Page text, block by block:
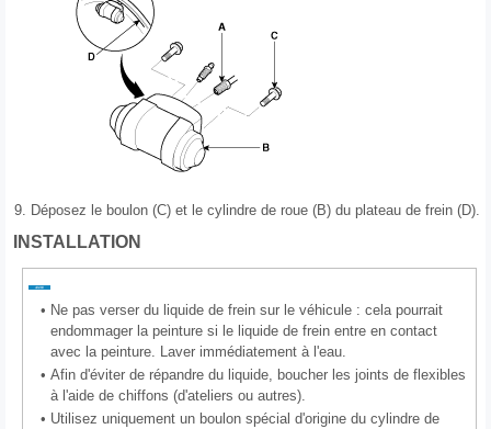
9. Déposez le boulon (C) et le cylindre de roue (B) du plateau de frein (D).
INSTALLATION
• Ne pas verser du liquide de frein sur le véhicule : cela pourrait
endommager la peinture si le liquide de frein entre en contact
avec la peinture. Laver immédiatement à l'eau.
• Afin d'éviter de répandre du liquide, boucher les joints de flexibles
à l'aide de chiffons (d'ateliers ou autres).
• Utilisez uniquement un boulon spécial d'origine du cylindre de